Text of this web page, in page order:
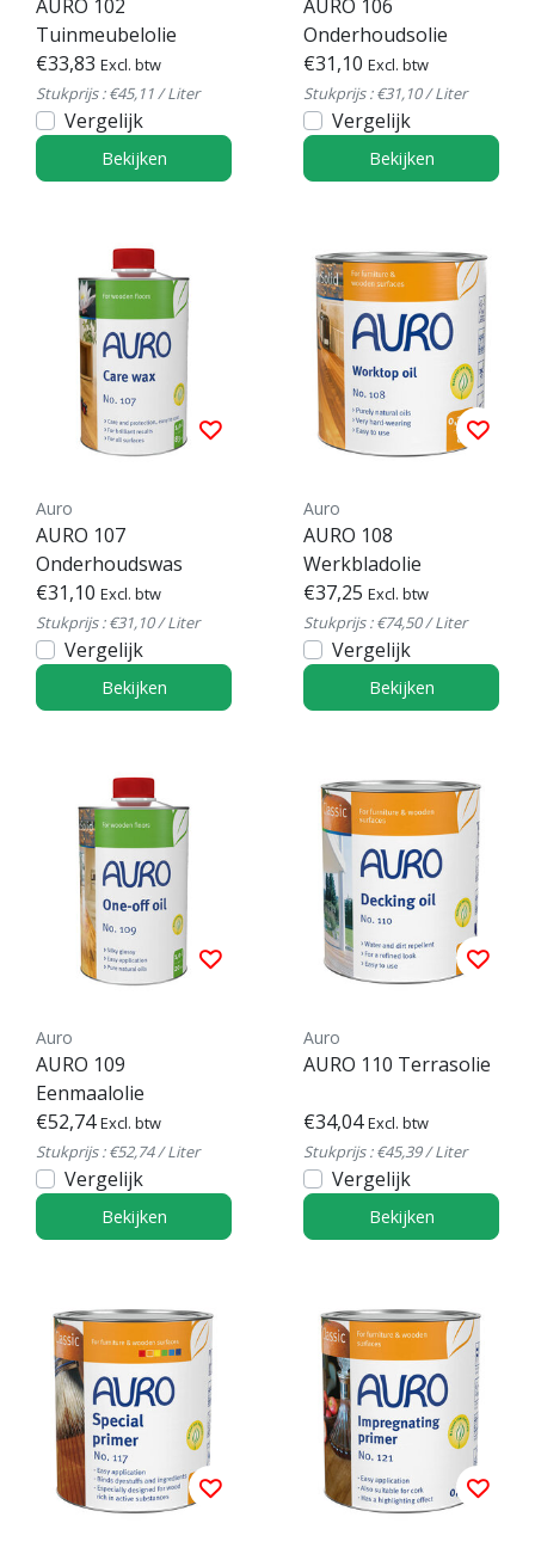
AURO 102
Tuinmeubelolie
€33,83 Excl. btw
Stukprijs : €45,11 / Liter
Vergelijk
Bekijken
AURO 106
Onderhoudsolie
€31,10 Excl. btw
Stukprijs : €31,10 / Liter
Vergelijk
Bekijken
Auro
AURO 107
Onderhoudswas
€31,10 Excl. btw
Stukprijs : €31,10 / Liter
Vergelijk
Bekijken
Auro
AURO 108
Werkbladolie
€37,25 Excl. btw
Stukprijs : €74,50 / Liter
Vergelijk
Bekijken
Auro
AURO 109
Eenmaalolie
€52,74 Excl. btw
Stukprijs : €52,74 / Liter
Vergelijk
Bekijken
Auro
AURO 110 Terrasolie
€34,04 Excl. btw
Stukprijs : €45,39 / Liter
Vergelijk
Bekijken